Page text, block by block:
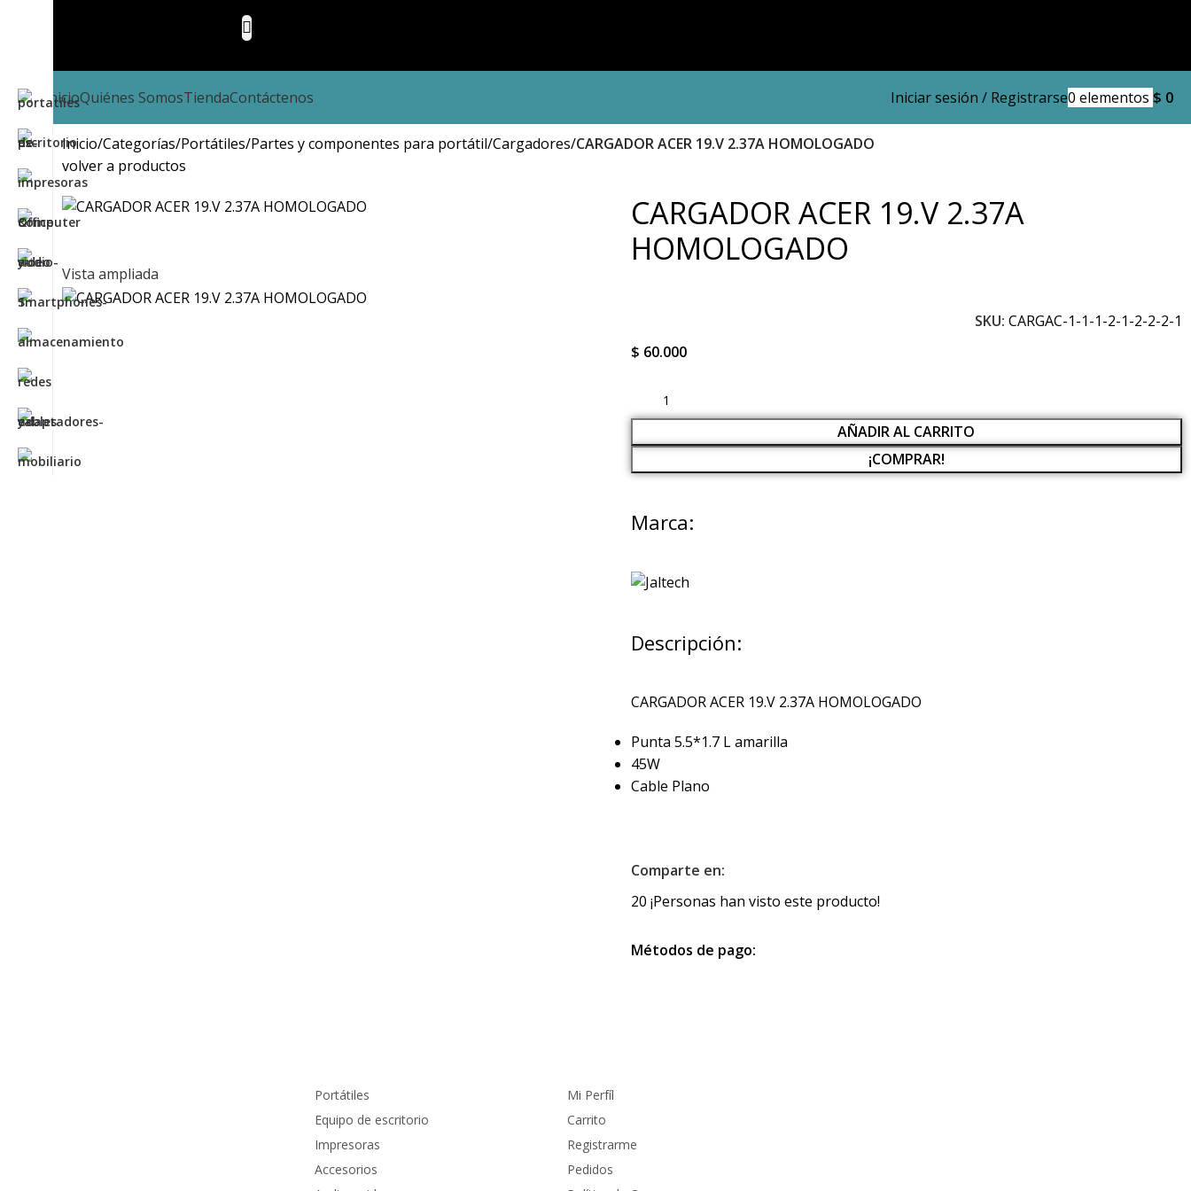
InicioQuiénes SomosTiendaContáctenos Iniciar sesión / Registrarse0 elementos $ 0
Inicio Categorías Portátiles Partes y componentes para portátil Cargadores CARGADOR ACER 19.V 2.37A HOMOLOGADO
volver a productos
Vista ampliada
CARGADOR ACER 19.V 2.37A
HOMOLOGADO
SKU: CARGAC-1-1-1-2-1-2-2-2-1
$ 60.000
AÑADIR AL CARRITO
¡COMPRAR!
Marca:
Descripción:
CARGADOR ACER 19.V 2.37A HOMOLOGADO
Punta 5.5*1.7 L amarilla
45W
Cable Plano
Comparte en:
20 ¡Personas han visto este producto!
Métodos de pago:
Portátiles
Equipo de escritorio
Impresoras
Accesorios
Mi Perfíl
Carrito
Registrarme
Pedidos